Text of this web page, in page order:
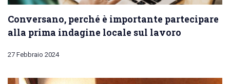
Conversano, perché è importante partecipare
alla prima indagine locale sul lavoro
27 Febbraio 2024